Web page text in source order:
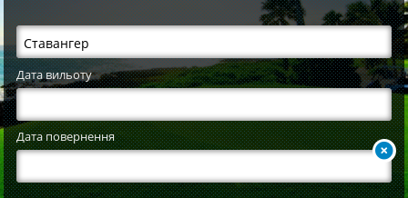
Дата вильоту
Дата повернення